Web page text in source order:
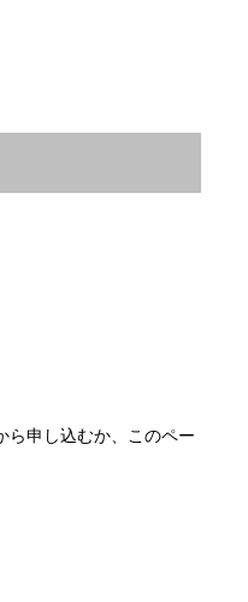
ら申し込むか、このペー